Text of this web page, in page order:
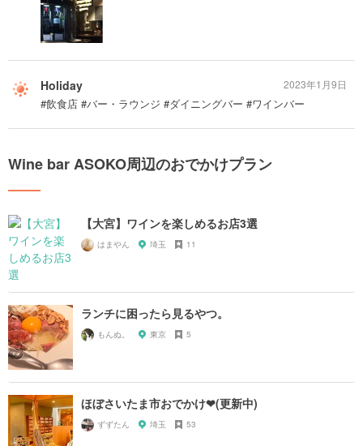
Holiday
#飲食店 #バー・ラウンジ #ダイニングバー #ワインバー
2023年1月9日
Wine bar ASOKO周辺のおでかけプラン
【大宮】ワインを楽しめるお店3選
はまやん 埼玉 11
ランチに困ったら見るやつ。
もんぬ。 東京 5
ほぼさいたま市おでかけ❤︎(更新中)
ずずたん 埼玉 53